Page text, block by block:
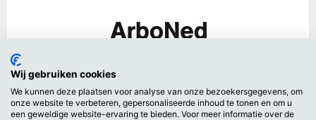
Wij gebruiken cookies
We kunnen deze plaatsen voor analyse van onze bezoekersgegevens, om
onze website te verbeteren, gepersonaliseerde inhoud te tonen en om u
een geweldige website-ervaring te bieden. Voor meer informatie over de